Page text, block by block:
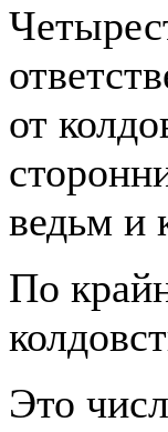
от
ведьм и
По
Это